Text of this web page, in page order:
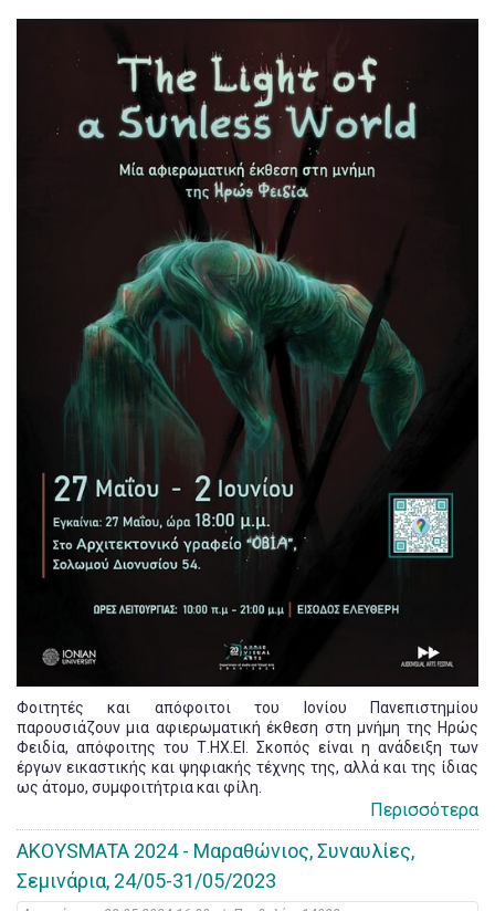
Φοιτητές και απόφοιτοι του Ιονίου Πανεπιστημίου
παρουσιάζουν μια αφιερωματική έκθεση στη μνήμη της Ηρώς
Φειδία, απόφοιτης του Τ.ΗΧ.ΕΙ. Σκοπός είναι η ανάδειξη των
έργων εικαστικής και ψηφιακής τέχνης της, αλλά και της ίδιας
ως άτομο, συμφοιτήτρια και φίλη.
Περισσότερα
AKOYSMATA 2024 - Μαραθώνιος, Συναυλίες,
Σεμινάρια, 24/05-31/05/2023